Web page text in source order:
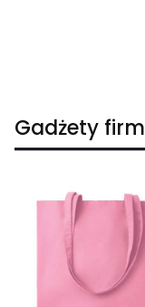
Gadżety